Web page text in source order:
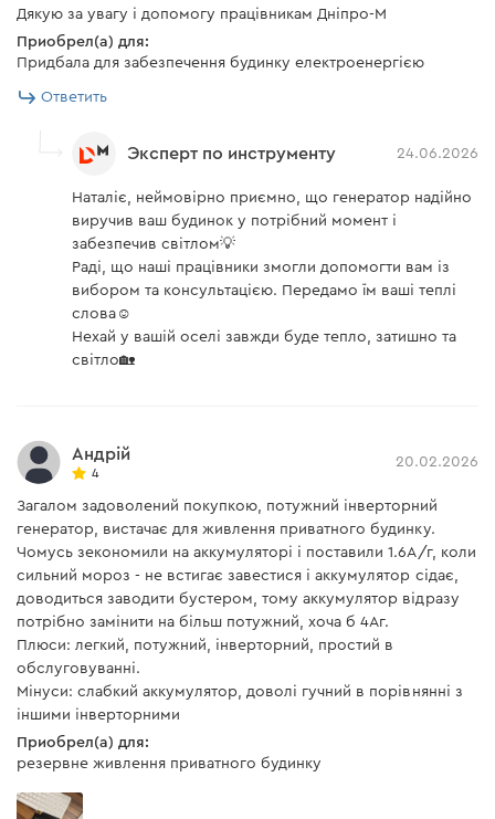
Дякую за увагу і допомогу працівникам Дніпро-М
Приобрел(а) для:
Придбала для забезпечення будинку електроенергією
Ответить
Эксперт по инструменту 24.06.2026
Наталіє, неймовірно приємно, що генератор надійно
виручив ваш будинок у потрібний момент і
забезпечив світлом💡
Раді, що наші працівники змогли допомогти вам із
вибором та консультацією. Передамо їм ваші теплі
слова☺️
Нехай у вашій оселі завжди буде тепло, затишно та
світло🏡
Андрій
4
20.02.2026
Загалом задоволений покупкою, потужний інверторний
генератор, вистачає для живлення приватного будинку.
Чомусь зекономили на аккумуляторі і поставили 1.6А/г, коли
сильний мороз - не встигає завестися і аккумулятор сідає,
доводиться заводити бустером, тому аккумулятор відразу
потрібно замінити на більш потужний, хоча б 4Аг.
Плюси: легкий, потужний, інверторний, простий в
обслуговуванні.
Мінуси: слабкий аккумулятор, доволі гучний в порівнянні з
іншими інверторними
Приобрел(а) для:
резервне живлення приватного будинку